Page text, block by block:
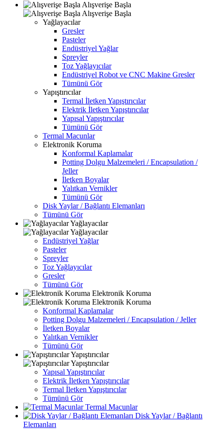
Alışverişe Başla
Alışverişe Başla
Yağlayacılar
Gresler
Pasteler
Endüstriyel Yağlar
Spreyler
Toz Yağlayıcılar
Endüstriyel Robot ve CNC Makine Gresler
Tümünü Gör
Yapıştırıcılar
Termal İletken Yapıştırıcılar
Elektrik İletken Yapıştırıcılar
Yapısal Yapıştırıcılar
Tümünü Gör
Termal Macunlar
Elektronik Koruma
Konformal Kaplamalar
Potting Dolgu Malzemeleri / Encapsulation /
Jeller
İletken Boyalar
Yalıtkan Vernikler
Tümünü Gör
Disk Yaylar / Bağlantı Elemanları
Tümünü Gör
Yağlayacılar
Yağlayacılar
Endüstriyel Yağlar
Pasteler
Spreyler
Toz Yağlayıcılar
Gresler
Tümünü Gör
Elektronik Koruma
Elektronik Koruma
Konformal Kaplamalar
Potting Dolgu Malzemeleri / Encapsulation / Jeller
İletken Boyalar
Yalıtkan Vernikler
Tümünü Gör
Yapıştırıcılar
Yapıştırıcılar
Yapısal Yapıştırıcılar
Elektrik İletken Yapıştırıcılar
Termal İletken Yapıştırıcılar
Tümünü Gör
Termal Macunlar
Disk Yaylar / Bağlantı
Elemanları